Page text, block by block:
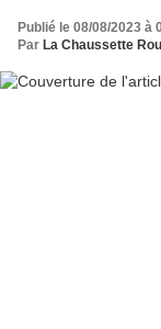
Publié le 08/08/2023 à
Par La Chaussette